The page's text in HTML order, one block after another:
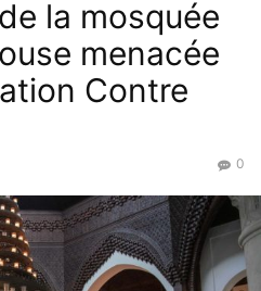
la mosquée
menacée
Contre
0